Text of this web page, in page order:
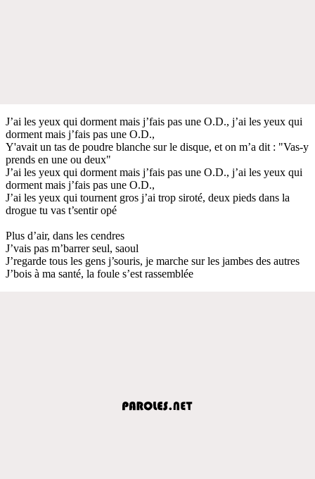
J’ai les yeux qui dorment mais j’fais pas une O.D., j’ai les yeux qui
dorment mais j’fais pas une O.D.,
Y'avait un tas de poudre blanche sur le disque, et on m’a dit : "Vas-y
prends en une ou deux"
J’ai les yeux qui dorment mais j’fais pas une O.D., j’ai les yeux qui
dorment mais j’fais pas une O.D.,
J’ai les yeux qui tournent gros j’ai trop siroté, deux pieds dans la
drogue tu vas t’sentir opé
Plus d’air, dans les cendres
J’vais pas m’barrer seul, saoul
J’regarde tous les gens j’souris, je marche sur les jambes des autres
J’bois à ma santé, la foule s’est rassemblée